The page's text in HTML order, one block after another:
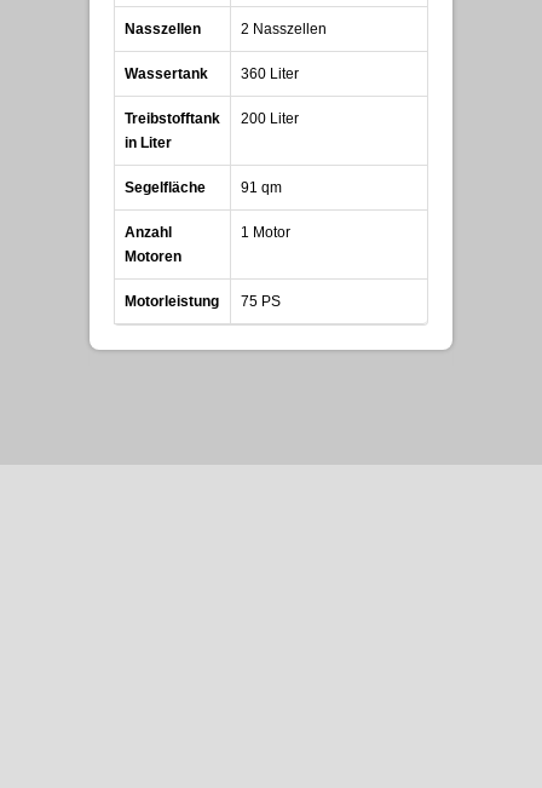
Nasszellen 2 Nasszellen
Wassertank 360 Liter
Treibstofftank
in Liter
200 Liter
Segelfläche 91 qm
Anzahl
Motoren
1 Motor
Motorleistung 75 PS